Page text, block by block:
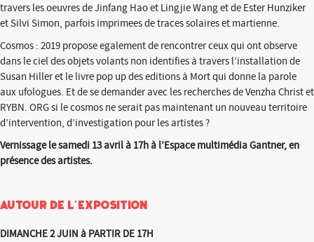
travers les oeuvres de Jinfang Hao et Lingjie Wang et de Ester Hunziker
et Silvi Simon, parfois imprimees de traces solaires et martienne.
Cosmos : 2019 propose egalement de rencontrer ceux qui ont observe
dans le ciel des objets volants non identifies à travers l’installation de
Susan Hiller et le livre pop up des editions à Mort qui donne la parole
aux ufologues. Et de se demander avec les recherches de Venzha Christ et
RYBN. ORG si le cosmos ne serait pas maintenant un nouveau territoire
d’intervention, d’investigation pour les artistes ?
Vernissage le samedi 13 avril à 17h à l’Espace multimédia Gantner, en
présence des artistes.
Autour de l’exposition
DIMANCHE 2 JUIN à PARTIR DE 17H